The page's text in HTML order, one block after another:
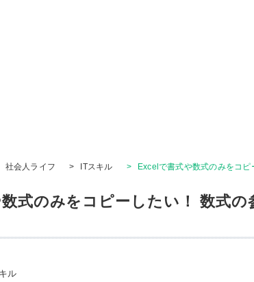
社会人ライフ > ITスキル > Excelで書式や数式のみをコ
式のみをコピーしたい！ 数式の
ル